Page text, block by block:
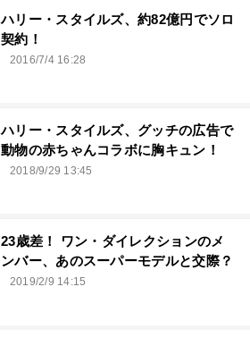
ハリー・スタイルズ、約82億円でソロ
契約！
2016/7/4 16:28
ハリー・スタイルズ、グッチの広告で
動物の赤ちゃんコラボに胸キュン！
2018/9/29 13:45
23歳差！ ワン・ダイレクションのメ
ンバー、あのスーパーモデルと交際？
2019/2/9 14:15